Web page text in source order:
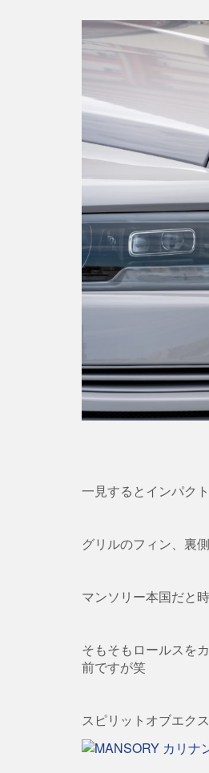
一見するとインパク
グリルのフィン、裏
マンソリー本国だと
そもそもロールスを
前ですが笑
スピリットオブエク